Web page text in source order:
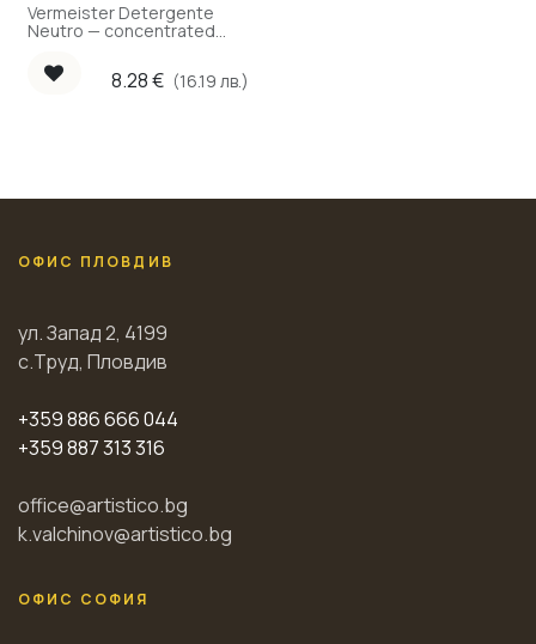
Vermeister Detergente
Neutro — concentrated
parquet, 1 L.
8.28€ (16.19 лв.)
ОФИС ПЛОВДИВ
ул. Запад 2, 4199
с.Труд, Пловдив
+359 886 666 044
+359 887 313 316
office@artistico.bg
k.valchinov@artistico.bg
ОФИС СОФИЯ